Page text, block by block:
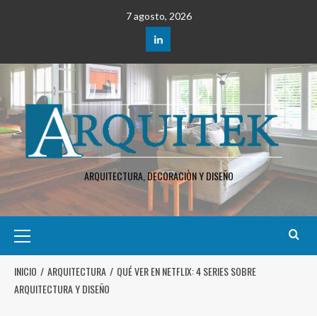
7 agosto, 2026
ARQUITECTURA, DECORACIÒN Y DISEÑO
INICIO ARQUITECTURA
QUÉ VER EN NETFLIX: 4 SERIES SOBRE
ARQUITECTURA Y DISEÑO